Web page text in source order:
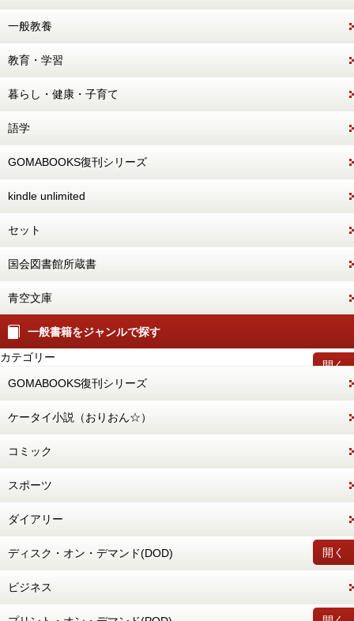
一般教養
教育・学習
暮らし・健康・子育て
語学
GOMABOOKS復刊シリーズ
kindle unlimited
セット
国会図書館所蔵書
青空文庫
一般書籍をジャンルで探す
開く
カテゴリー
GOMABOOKS復刊シリーズ
ケータイ小説（おりおん☆）
コミック
スポーツ
ダイアリー
開く
ディスク・オン・デマンド(DOD)
ビジネス